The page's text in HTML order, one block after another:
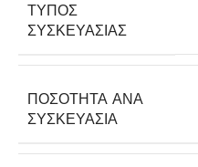
ΤΎΠΟΣ
ΣΥΣΚΕΥΑΣΊΑΣ
ΠΟΣΌΤΗΤΑ ΑΝΆ
ΣΥΣΚΕΥΑΣΊΑ